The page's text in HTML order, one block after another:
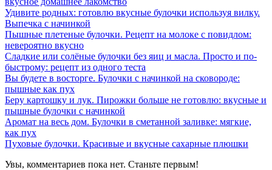
Удивите родных: готовлю вкусные булочки используя вилку.
Выпечка с начинкой
Пышные плетеные булочки. Рецепт на молоке с повидлом:
невероятно вкусно
Сладкие или солёные булочки без яиц и масла. Просто и по-
быстрому: рецепт из одного теста
Вы будете в восторге. Булочки с начинкой на сковороде:
пышные как пух
Беру картошку и лук. Пирожки больше не готовлю: вкусные и
пышные булочки с начинкой
Аромат на весь дом. Булочки в сметанной заливке: мягкие,
как пух
Пуховые булочки. Красивые и вкусные сахарные плюшки
Увы, комментариев пока нет. Станьте первым!